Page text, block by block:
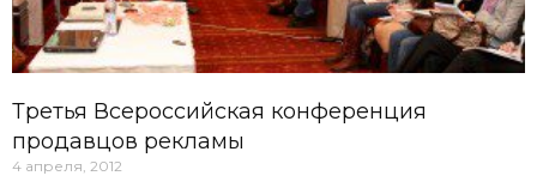
Третья Всероссийская конференция
продавцов рекламы
4 апреля, 2012